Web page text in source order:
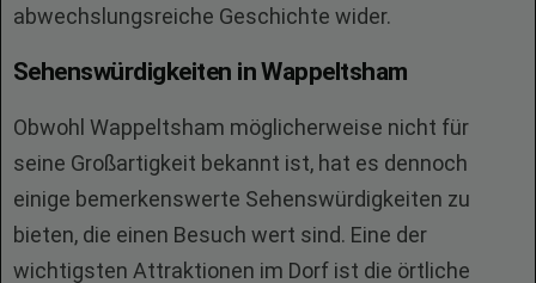
abwechslungsreiche Geschichte wider.
Sehenswürdigkeiten in Wappeltsham
Obwohl Wappeltsham möglicherweise nicht für
seine Großartigkeit bekannt ist, hat es dennoch
einige bemerkenswerte Sehenswürdigkeiten zu
bieten, die einen Besuch wert sind. Eine der
wichtigsten Attraktionen im Dorf ist die örtliche